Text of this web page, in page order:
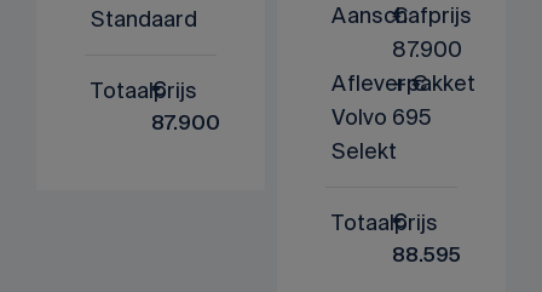
Standaard
Totaalprijs
€
87.900
Aanschafprijs
€
87.900
Afleverpakket
Volvo
Selekt
+ €
695
Totaalprijs
€
88.595